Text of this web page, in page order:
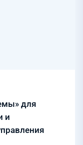
для
и